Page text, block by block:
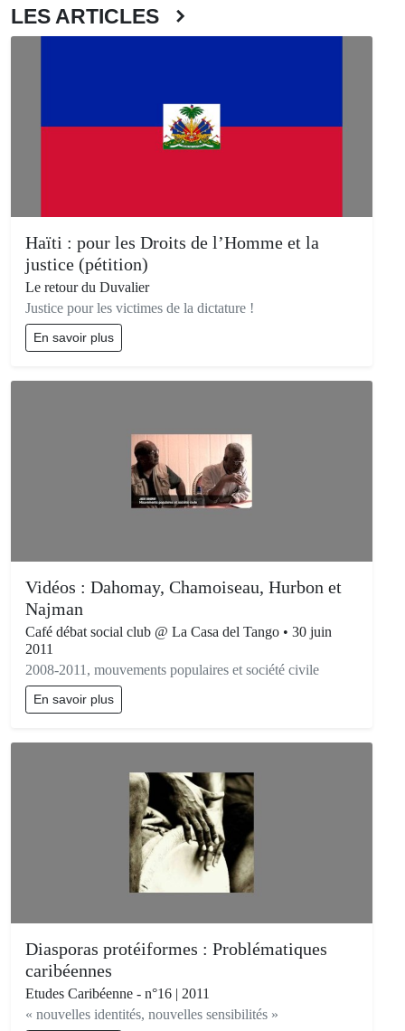
LES ARTICLES
Haïti : pour les Droits de l’Homme et la
justice (pétition)
Le retour du Duvalier
Justice pour les victimes de la dictature !
En savoir plus
Vidéos : Dahomay, Chamoiseau, Hurbon et
Najman
Café débat social club @ La Casa del Tango • 30 juin
2011
2008-2011, mouvements populaires et société civile
En savoir plus
Diasporas protéiformes : Problématiques
caribéennes
Etudes Caribéenne - n°16 | 2011
« nouvelles identités, nouvelles sensibilités »